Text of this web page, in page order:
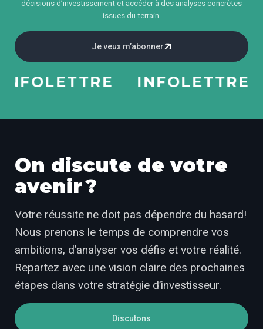
décisions d’investissement et accéder à des analyses concrètes
issues du terrain.
Je veux m’abonner
INFOLETTRE
On discute de votre
avenir ?
Votre réussite ne doit pas dépendre du hasard!
Nous prenons le temps de comprendre vos
ambitions, d’analyser vos défis et votre réalité.
Repartez avec une vision claire des prochaines
étapes dans votre stratégie d’investisseur.
Discutons